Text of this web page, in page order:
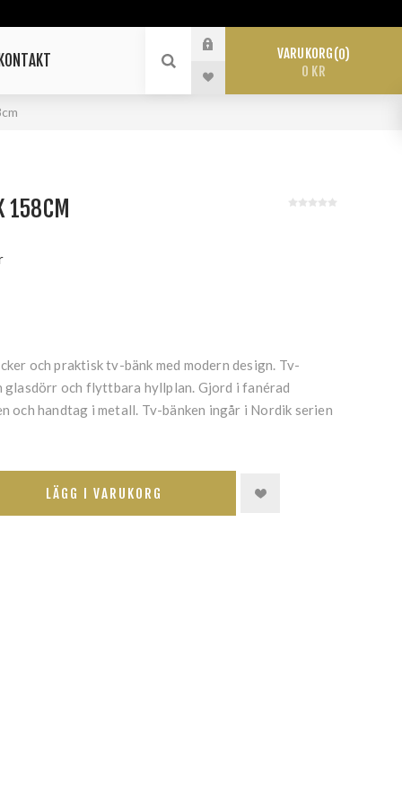
KONTAKT VARUKORG 0
0 KR
158CM
och praktisk tv-bänk med modern design. Tv-
glasdörr och flyttbara hyllplan. Gjord i fanérad
och handtag i metall. Tv-bänken ingår i Nordik serien
LÄGG I VARUKORG